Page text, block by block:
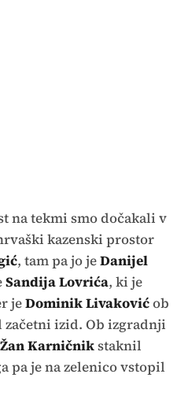
na tekmi smo dočakali v
kazenski prostor
, tam pa jo jeDanijel
Sandija Lovrića, ki je
jeDominik Livakovićob
izid. Ob izgradnji
Žan Karničnikstaknil
pa je na zelenico vstopil